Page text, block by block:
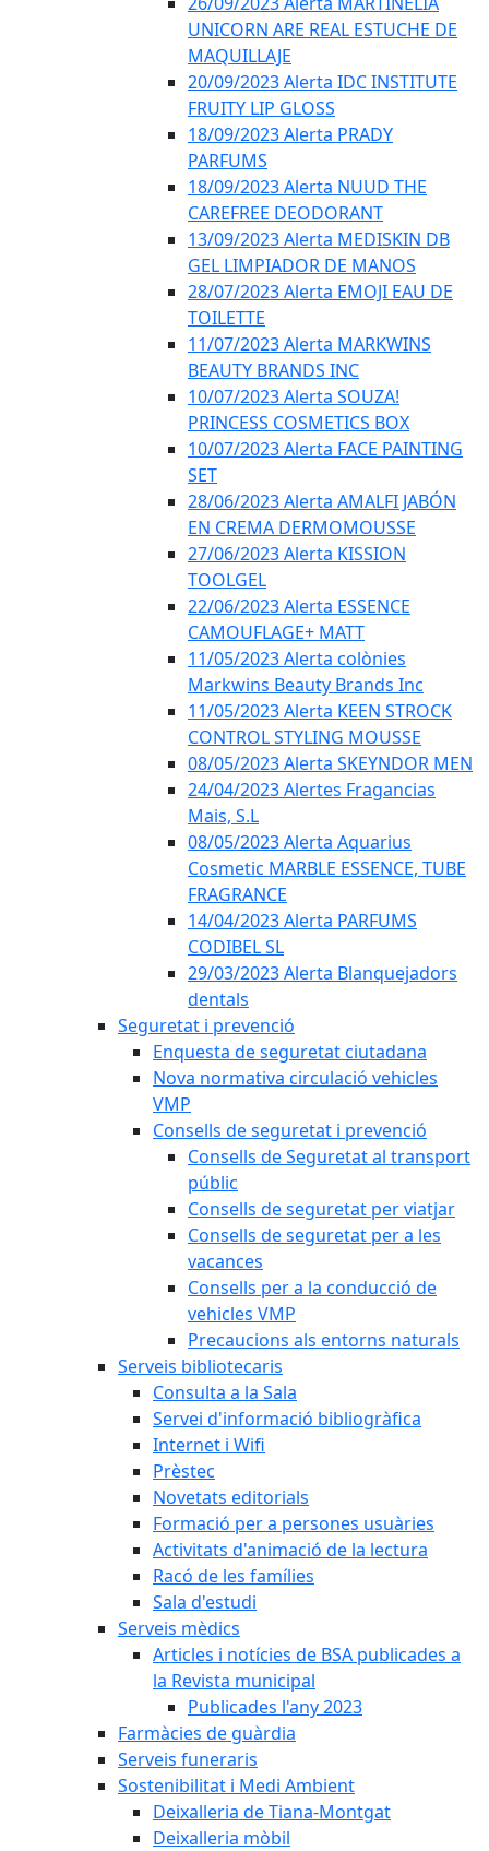
UNICORN ARE REAL ESTUCHE DE
MAQUILLAJE
20/09/2023 Alerta IDC INSTITUTE
FRUITY LIP GLOSS
18/09/2023 Alerta PRADY
PARFUMS
18/09/2023 Alerta NUUD THE
CAREFREE DEODORANT
13/09/2023 Alerta MEDISKIN DB
GEL LIMPIADOR DE MANOS
28/07/2023 Alerta EMOJI EAU DE
TOILETTE
11/07/2023 Alerta MARKWINS
BEAUTY BRANDS INC
10/07/2023 Alerta SOUZA!
PRINCESS COSMETICS BOX
10/07/2023 Alerta FACE PAINTING
SET
28/06/2023 Alerta AMALFI JABÓN
EN CREMA DERMOMOUSSE
27/06/2023 Alerta KISSION
TOOLGEL
22/06/2023 Alerta ESSENCE
CAMOUFLAGE+ MATT
11/05/2023 Alerta colònies
Markwins Beauty Brands Inc
11/05/2023 Alerta KEEN STROCK
CONTROL STYLING MOUSSE
08/05/2023 Alerta SKEYNDOR MEN
24/04/2023 Alertes Fragancias
Mais, S.L
08/05/2023 Alerta Aquarius
Cosmetic MARBLE ESSENCE, TUBE
FRAGRANCE
14/04/2023 Alerta PARFUMS
CODIBEL SL
29/03/2023 Alerta Blanquejadors
dentals
Seguretat i prevenció
Enquesta de seguretat ciutadana
Nova normativa circulació vehicles
VMP
Consells de seguretat i prevenció
Consells de Seguretat al transport
públic
Consells de seguretat per viatjar
Consells de seguretat per a les
vacances
Consells per a la conducció de
vehicles VMP
Precaucions als entorns naturals
Serveis bibliotecaris
Consulta a la Sala
Servei d'informació bibliogràfica
Internet i Wifi
Prèstec
Novetats editorials
Formació per a persones usuàries
Activitats d'animació de la lectura
Racó de les famílies
Sala d'estudi
Serveis mèdics
Articles i notícies de BSA publicades a
la Revista municipal
Publicades l'any 2023
Farmàcies de guàrdia
Serveis funeraris
Sostenibilitat i Medi Ambient
Deixalleria de Tiana-Montgat
Deixalleria mòbil